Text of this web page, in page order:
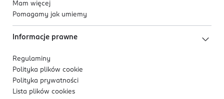
Mam więcej
Pomagamy jak umiemy
Informacje prawne
Regulaminy
Polityka plików cookie
Polityka prywatności
Lista plików cookies